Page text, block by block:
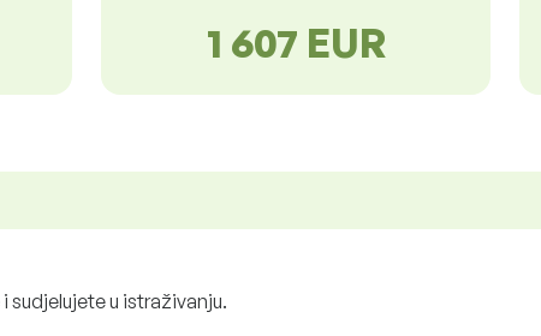
1 607 EUR
sudjelujete u istraživanju.